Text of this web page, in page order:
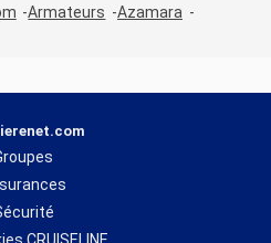
Armateurs
Azamara
CRUISELINE